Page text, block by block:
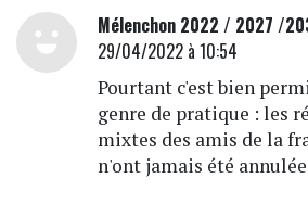
Mélenchon 2022 / 2027 /
29/04/2022 à 10:54
Pourtant c'est bien
genre de pratique : les
mixtes des amis de la
n'ont jamais été